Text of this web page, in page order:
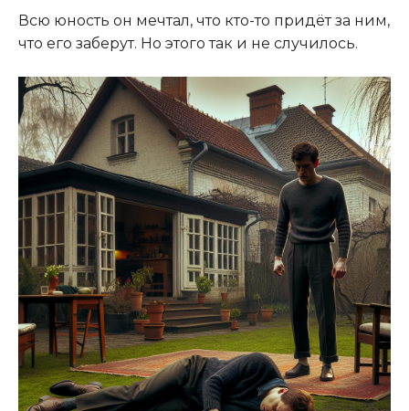
Всю юность он мечтал, что кто-то придёт за ним,
что его заберут. Но этого так и не случилось.